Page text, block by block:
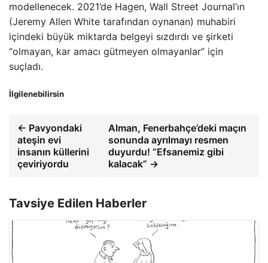
modellenecek. 2021’de Hagen, Wall Street Journal’ın
(Jeremy Allen White tarafından oynanan) muhabiri
içindeki büyük miktarda belgeyi sızdırdı ve şirketi
“olmayan, kar amacı gütmeyen olmayanlar” için
suçladı.
İlgilenebilirsin
← Pavyondaki
ateşin evi
insanın küllerini
çeviriyordu
Alman, Fenerbahçe’deki maçın
sonunda ayrılmayı resmen
duyurdu! “Efsanemiz gibi
kalacak” →
Tavsiye Edilen Haberler